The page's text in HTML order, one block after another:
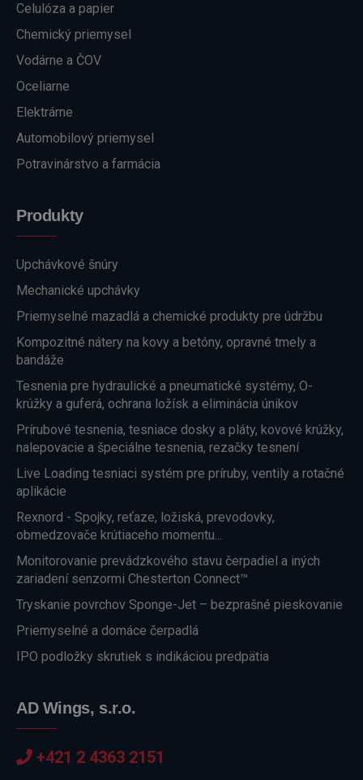
Celulóza a papier
Chemický priemysel
Vodárne a ČOV
Oceliarne
Elektrárne
Automobilový priemysel
Potravinárstvo a farmácia
Produkty
Upchávkové šnúry
Mechanické upchávky
Priemyselné mazadlá a chemické produkty pre údržbu
Kompozitné nátery na kovy a betóny, opravné tmely a
bandáže
Tesnenia pre hydraulické a pneumatické systémy, O-
krúžky a guferá, ochrana ložísk a eliminácia únikov
Prírubové tesnenia, tesniace dosky a pláty, kovové krúžky,
nalepovacie a špeciálne tesnenia, rezačky tesnení
Live Loading tesniaci systém pre príruby, ventily a rotačné
aplikácie
Rexnord - Spojky, reťaze, ložiská, prevodovky,
obmedzovače krútiaceho momentu...
Monitorovanie prevádzkového stavu čerpadiel a iných
zariadení senzormi Chesterton Connect™
Tryskanie povrchov Sponge-Jet – bezprašné pieskovanie
Priemyselné a domáce čerpadlá
IPO podložky skrutiek s indikáciou predpätia
AD Wings, s.r.o.
+421 2 4363 2151